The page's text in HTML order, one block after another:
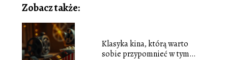
Zobacz także:
Klasyka kina, którą warto
sobie przypomnieć w tym